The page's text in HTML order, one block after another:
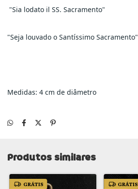
"Sia lodato il SS. Sacramento"
"Seja louvado o Santíssimo Sacramento"
Medidas: 4 cm de diâmetro
Produtos similares
GRÁTIS GRÁTIS